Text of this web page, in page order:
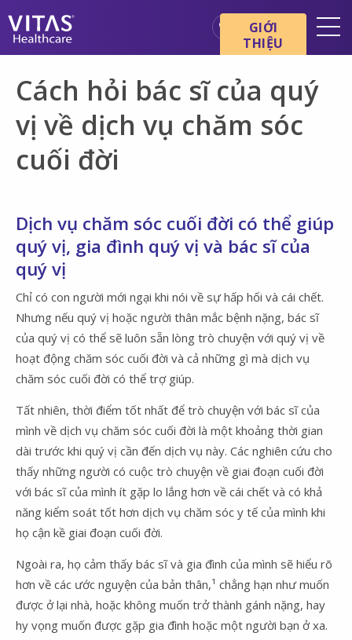
Cơ bản về chăm sóc cuối đời
Dịch vụ
Chuyên gia chăm sóc sức
khỏe
GIỚI
THIỆU
Cách hỏi bác sĩ của quý
vị về dịch vụ chăm sóc
cuối đời
Dịch vụ chăm sóc cuối đời có thể giúp
quý vị, gia đình quý vị và bác sĩ của
quý vị
Chỉ có con người mới ngại khi nói về sự hấp hối và cái chết.
Nhưng nếu quý vị hoặc người thân mắc bệnh nặng, bác sĩ
của quý vị có thể sẽ luôn sẵn lòng trò chuyện với quý vị về
hoạt động chăm sóc cuối đời và cả những gì mà dịch vụ
chăm sóc cuối đời có thể trợ giúp.
Tất nhiên, thời điểm tốt nhất để trò chuyện với bác sĩ của
mình về dịch vụ chăm sóc cuối đời là một khoảng thời gian
dài trước khi quý vị cần đến dịch vụ này. Các nghiên cứu cho
thấy những người có cuộc trò chuyện về giai đoạn cuối đời
với bác sĩ của mình ít gặp lo lắng hơn về cái chết và có khả
năng kiểm soát tốt hơn dịch vụ chăm sóc y tế của mình khi
họ cận kề giai đoạn cuối đời.
Ngoài ra, họ cảm thấy bác sĩ và gia đình của mình sẽ hiểu rõ
hơn về các ước nguyện của bản thân,¹ chẳng hạn như muốn
được ở lại nhà, hoặc không muốn trở thành gánh nặng, hay
hy vọng muốn được gặp gia đình hoặc một người bạn ở xa.